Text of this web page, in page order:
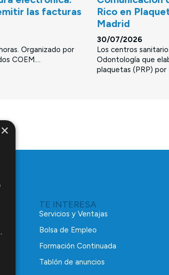
las facturas
Organizado por
COEM....
Rico en
Madrid
30/07/2026
Los centros
Odontología que
plaquetas (PRP) por
TE INTERESA
Servicios y Ventajas
Bolsa de Empleo
Formación Continuada
Tablón de anuncios
×